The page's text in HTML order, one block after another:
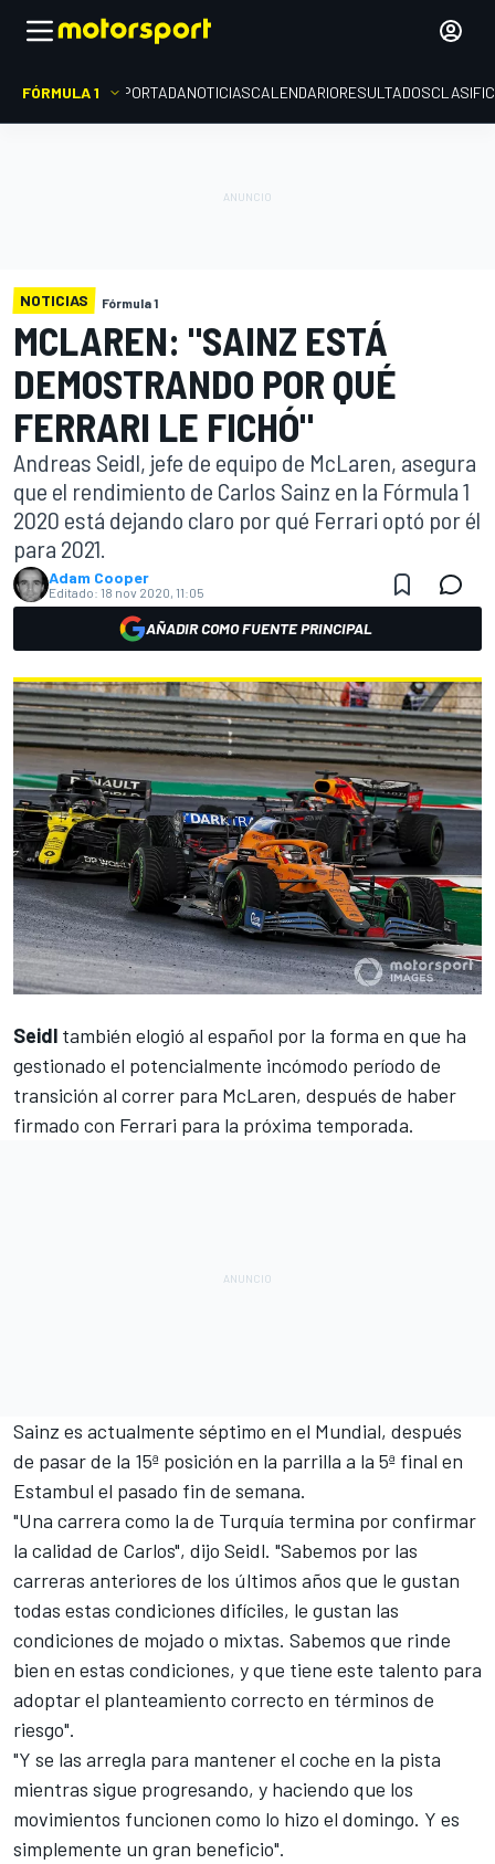
FÓRMULA 1 PORTADANOTICIASCALENDARIORESULTADOS
NOTICIAS Fórmula 1
MCLAREN: "SAINZ ESTÁ
DEMOSTRANDO POR QUÉ
FERRARI LE FICHÓ"
Andreas Seidl, jefe de equipo de McLaren, asegura
que el rendimiento de Carlos Sainz en la Fórmula 1
2020 está dejando claro por qué Ferrari optó por él
para 2021.
Adam Cooper
Editado: 18 nov 2020, 11:05
AÑADIR COMO FUENTE PRINCIPAL
Seidl también elogió al español por la forma en que ha
gestionado el potencialmente incómodo período de
transición al correr para McLaren, después de haber
firmado con Ferrari para la próxima temporada.
Sainz es actualmente séptimo en el Mundial, después
de pasar de la 15ª posición en la parrilla a la 5ª final en
Estambul el pasado fin de semana.
"Una carrera como la de Turquía termina por confirmar
la calidad de Carlos", dijo Seidl. "Sabemos por las
carreras anteriores de los últimos años que le gustan
todas estas condiciones difíciles, le gustan las
condiciones de mojado o mixtas. Sabemos que rinde
bien en estas condiciones, y que tiene este talento para
adoptar el planteamiento correcto en términos de
riesgo".
"Y se las arregla para mantener el coche en la pista
mientras sigue progresando, y haciendo que los
movimientos funcionen como lo hizo el domingo. Y es
simplemente un gran beneficio".